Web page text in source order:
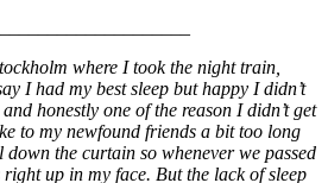
where I took the night train,
I had my best sleep but happy I didn’t
honestly one of the reason I didn’t get
to my newfound friends a bit too long
the curtain so whenever we passed
up in my face. But the lack of sleep